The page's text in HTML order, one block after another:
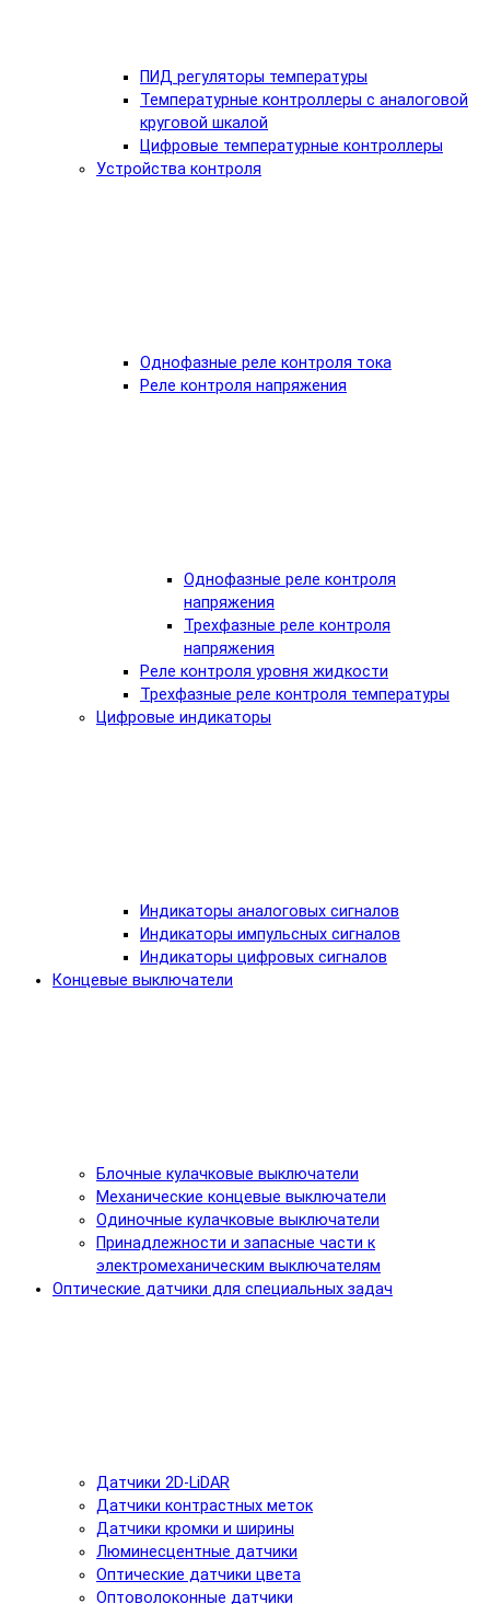
ПИД регуляторы температуры
Температурные контроллеры с аналоговой
круговой шкалой
Цифровые температурные контроллеры
Устройства контроля
Однофазные реле контроля тока
Реле контроля напряжения
Однофазные реле контроля
напряжения
Трехфазные реле контроля
напряжения
Реле контроля уровня жидкости
Трехфазные реле контроля температуры
Цифровые индикаторы
Индикаторы аналоговых сигналов
Индикаторы импульсных сигналов
Индикаторы цифровых сигналов
Концевые выключатели
Блочные кулачковые выключатели
Механические концевые выключатели
Одиночные кулачковые выключатели
Принадлежности и запасные части к
электромеханическим выключателям
Оптические датчики для специальных задач
Датчики 2D-LiDAR
Датчики контрастных меток
Датчики кромки и ширины
Люминесцентные датчики
Оптические датчики цвета
Оптоволоконные датчики